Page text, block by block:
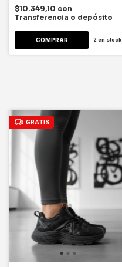
$10.349,10 con
Transferencia o depósito
COMPRAR 2 en stock
GRATIS